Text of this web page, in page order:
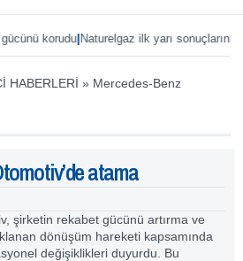
korudu|Naturelgaz ilk yarı sonuçlarını
HABERLERİ » Mercedes-Benz
atama
şirketin rekabet gücünü artırma ve
dönüşüm hareketi kapsamında
değişiklikleri duyurdu. Bu